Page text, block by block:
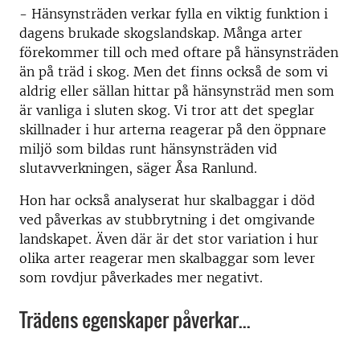
- Hänsynsträden verkar fylla en viktig funktion i
dagens brukade skogslandskap. Många arter
förekommer till och med oftare på hänsynsträden
än på träd i skog. Men det finns också de som vi
aldrig eller sällan hittar på hänsynsträd men som
är vanliga i sluten skog. Vi tror att det speglar
skillnader i hur arterna reagerar på den öppnare
miljö som bildas runt hänsynsträden vid
slutavverkningen, säger Åsa Ranlund.
Hon har också analyserat hur skalbaggar i död
ved påverkas av stubbrytning i det omgivande
landskapet. Även där är det stor variation i hur
olika arter reagerar men skalbaggar som lever
som rovdjur påverkades mer negativt.
Trädens egenskaper påverkar...